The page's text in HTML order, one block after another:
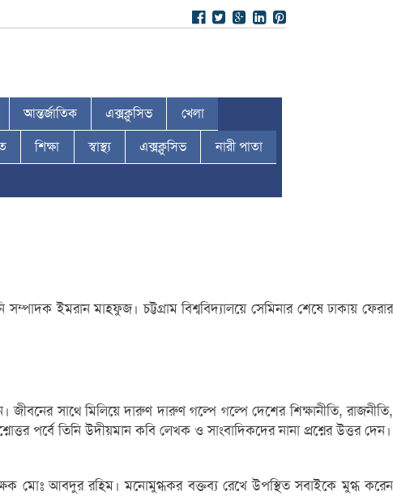
আন্তর্জাতিক এক্সক্লুসিভ খেলা
শিক্ষা স্বাস্থ্য এক্সক্লুসিভ নারী পাতা
ইমরান মাহফুজ। চট্টগ্রাম বিশ্ববিদ্যালয়ে সেমিনার শেষে ঢাকায় ফেরার
সাথে মিলিয়ে দারুণ দারুণ গল্পে গল্পে দেশের শিক্ষানীতি, রাজনীতি,
পর্বে তিনি উদীয়মান কবি লেখক ও সাংবাদিকদের নানা প্রশ্নের উত্তর দেন।
মোঃ আবদুর রহিম। মনোমুগ্ধকর বক্তব্য রেখে উপস্থিত সবাইকে মুগ্ধ করেন